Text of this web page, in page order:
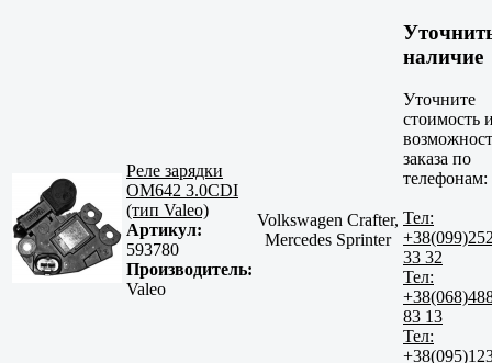
Реле зарядки
OM642 3.0CDI
(тип Valeo)
Артикул:
593780
Производитель:
Valeo
Volkswagen Crafter,
Mercedes Sprinter
наличие
Уточните
стоимость
заказа по
телефонам:
Тел:
33 32
Тел:
83 13
Тел: